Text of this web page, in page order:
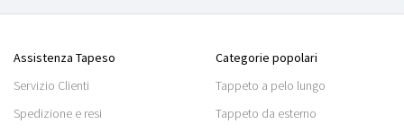
Assistenza Tapeso
Servizio Clienti
Spedizione e resi
Categorie popolari
Tappeto a pelo lungo
Tappeto da esterno